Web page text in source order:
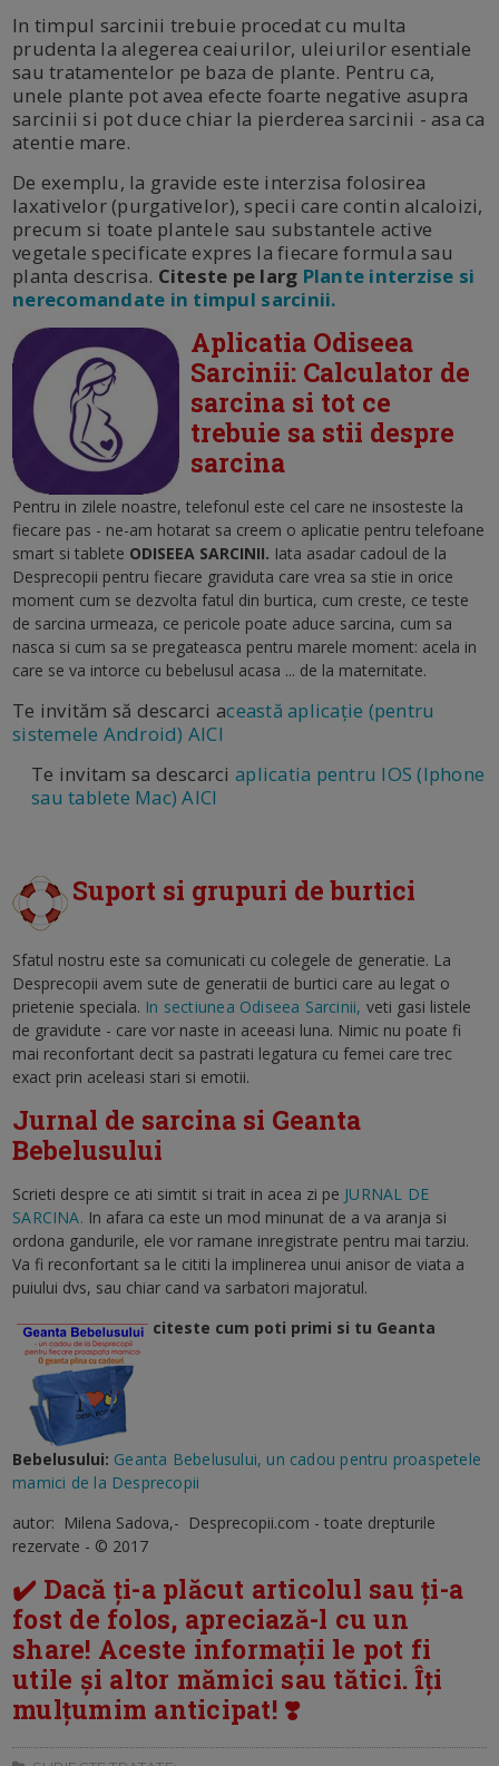
In timpul sarcinii trebuie procedat cu multa
prudenta la alegerea ceaiurilor, uleiurilor esentiale
sau tratamentelor pe baza de plante. Pentru ca,
unele plante pot avea efecte foarte negative asupra
sarcinii si pot duce chiar la pierderea sarcinii - asa ca
atentie mare.
De exemplu, la gravide este interzisa folosirea
laxativelor (purgativelor), specii care contin alcaloizi,
precum si toate plantele sau substantele active
vegetale specificate expres la fiecare formula sau
planta descrisa. Citeste pe larg Plante interzise si
nerecomandate in timpul sarcinii.
Aplicatia Odiseea
Sarcinii: Calculator de
sarcina si tot ce
trebuie sa stii despre
sarcina
Pentru in zilele noastre, telefonul este cel care ne insosteste la
fiecare pas - ne-am hotarat sa creem o aplicatie pentru telefoane
smart si tablete ODISEEA SARCINII. Iata asadar cadoul de la
Desprecopii pentru fiecare graviduta care vrea sa stie in orice
moment cum se dezvolta fatul din burtica, cum creste, ce teste
de sarcina urmeaza, ce pericole poate aduce sarcina, cum sa
nasca si cum sa se pregateasca pentru marele moment: acela in
care se va intorce cu bebelusul acasa ... de la maternitate.
Te invităm să descarci această aplicație (pentru
sistemele Android) AICI
Te invitam sa descarci aplicatia pentru IOS (Iphone
sau tablete Mac) AICI
Suport si grupuri de burtici
Sfatul nostru este sa comunicati cu colegele de generatie. La
Desprecopii avem sute de generatii de burtici care au legat o
prietenie speciala. In sectiunea Odiseea Sarcinii, veti gasi listele
de gravidute - care vor naste in aceeasi luna. Nimic nu poate fi
mai reconfortant decit sa pastrati legatura cu femei care trec
exact prin aceleasi stari si emotii.
Jurnal de sarcina si Geanta
Bebelusului
Scrieti despre ce ati simtit si trait in acea zi pe JURNAL DE
SARCINA. In afara ca este un mod minunat de a va aranja si
ordona gandurile, ele vor ramane inregistrate pentru mai tarziu.
Va fi reconfortant sa le cititi la implinerea unui anisor de viata a
puiului dvs, sau chiar cand va sarbatori majoratul.
citeste cum poti primi si tu Geanta
Bebelusului: Geanta Bebelusului, un cadou pentru proaspetele
mamici de la Desprecopii
autor: Milena Sadova,- Desprecopii.com - toate drepturile
rezervate - © 2017
✔️ Dacă ți-a plăcut articolul sau ți-a
fost de folos, apreciază-l cu un
share! Aceste informații le pot fi
utile și altor mămici sau tătici. Îți
mulțumim anticipat! ❣️